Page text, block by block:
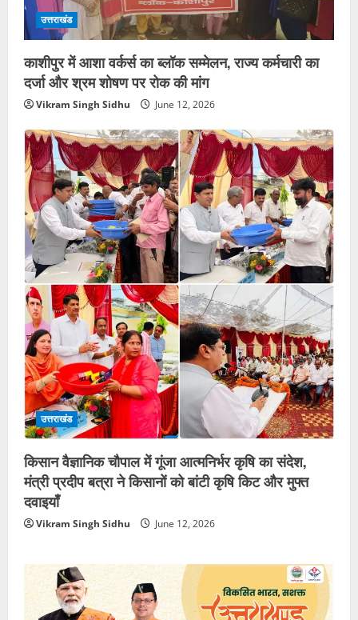
उत्तराखंड
काशीपुर में आशा वर्कर्स का ब्लॉक सम्मेलन, राज्य कर्मचारी का
दर्जा और श्रम शोषण पर रोक की मांग
Vikram Singh Sidhu June 12, 2026
उत्तराखंड
किसान वैज्ञानिक चौपाल में गूंजा आत्मनिर्भर कृषि का संदेश,
मंत्री प्रदीप बत्रा ने किसानों को बांटी कृषि किट और मुफ्त
दवाइयाँ
Vikram Singh Sidhu June 12, 2026